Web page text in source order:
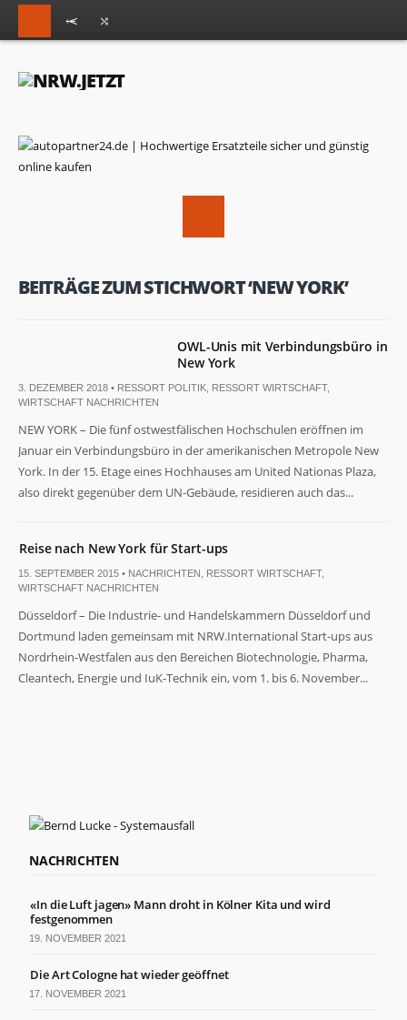
BEITRÄGE ZUM STICHWORT ‘NEW YORK’
OWL-Unis mit Verbindungsbüro in
New York
3. DEZEMBER 2018 • RESSORT POLITIK RESSORT WIRTSCHAFT,
WIRTSCHAFT NACHRICHTEN
NEW YORK – Die fünf ostwestfälischen Hochschulen eröffnen im
Januar ein Verbindungsbüro in der amerikanischen Metropole New
York. In der 15. Etage eines Hochhauses am United Nationas Plaza,
also direkt gegenüber dem UN-Gebäude, residieren auch das...
Reise nach New York für Start-ups
15. SEPTEMBER 2015 • NACHRICHTEN RESSORT WIRTSCHAFT,
WIRTSCHAFT NACHRICHTEN
Düsseldorf – Die Industrie- und Handelskammern Düsseldorf und
Dortmund laden gemeinsam mit NRW.International Start-ups aus
Nordrhein-Westfalen aus den Bereichen Biotechnologie, Pharma,
Cleantech, Energie und IuK-Technik ein, vom 1. bis 6. November...
NACHRICHTEN
«In die Luft jagen» Mann droht in Kölner Kita und wird
festgenommen
19. NOVEMBER 2021
Die Art Cologne hat wieder geöffnet
17. NOVEMBER 2021
Notwendig
Cookies
sind nicht
optional. Sie
benötigt,
damit die
Website
der Website
Nutzung der
verbessern
können.
Erfahrung
Damit unsere